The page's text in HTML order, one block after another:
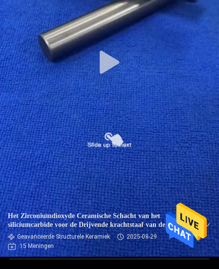
Het Zirconiumdioxyde Ceramische Schacht van het
siliciumcarbide voor de Drijvende krachtstaaf van de
Poolpomp
Geavanceerde Structurele Keramiek
2025-08-29
15 Meningen